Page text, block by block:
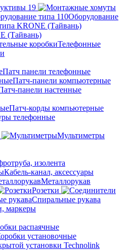
19
Оборудование
(Тайвань)
Телефонные
Патч панели телефонные
Патч-панели компьютерные
панели настенные
Патч-корды компьютерные
телефонные
Мультиметры
изолента
Кабель-канал, аксессуары
Металлорукав
Розетки
Спиральные рукава
маркеры
распаячные
установочные